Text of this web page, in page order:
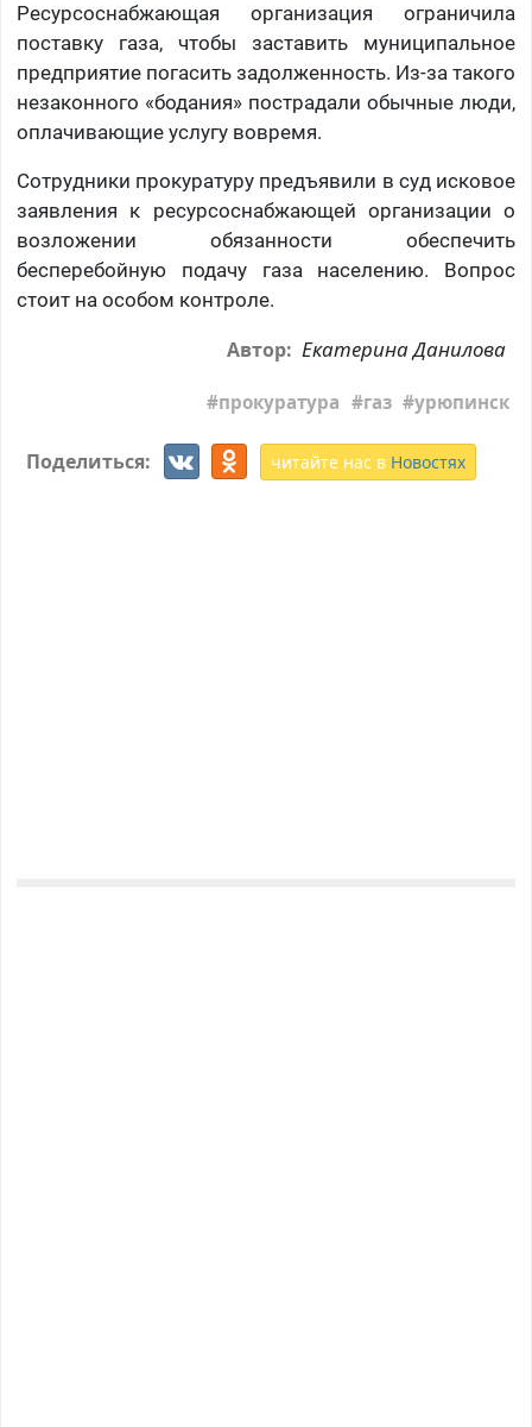
Ресурсоснабжающая организация ограничила
поставку газа, чтобы заставить муниципальное
предприятие погасить задолженность. Из-за такого
незаконного «бодания» пострадали обычные люди,
оплачивающие услугу вовремя.
Сотрудники прокуратуру предъявили в суд исковое
заявления к ресурсоснабжающей организации о
возложении обязанности обеспечить
бесперебойную подачу газа населению. Вопрос
стоит на особом контроле.
Автор: Екатерина Данилова
прокуратура газ урюпинск
Поделиться: читайте нас в Новостях